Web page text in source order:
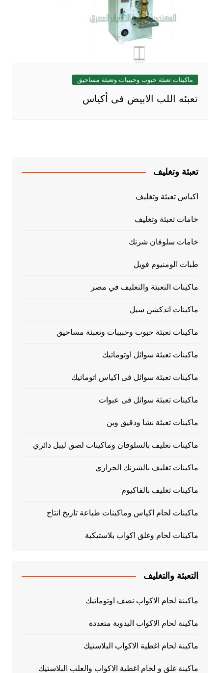
ماكينات تعبئة حبوب وحبيبات وتعبئة مساحيق
تعبئه اللب الابيض فى أكياس
تعبئة وتغليف
اكياس تعبئة وتغليف
خامات تعبئة وتغليف
خامات سلوفان شرنك
طبات الومنيوم فويل
ماكينات التعبئة والتغليف في مصر
ماكينات اندكشن سيل
ماكينات تعبئة حبوب وحبيبات وتعبئة مساحيق
ماكينات تعبئة سوائل اوتوماتيك
ماكينات تعبئة سوائل فى اكياس اتوماتيك
ماكينات تعبئة سوائل فى عبوات
ماكينات تعبئة نشا ودقيق وبن
ماكينات تغليف بالسلوفان وماكينات لصق ليبل دائري
ماكينات تغليف بالشرنك الحراري
ماكينات تغليف بالفاكيوم
ماكينات لحام اكياس وماكينات طباعة تاريخ انتاج
ماكينات لحام وغلق اكواب بلاستيكية
التعبئة والتغليف
ماكينة لحام الاكواب نصف اوتوماتيك
ماكينة لحام الاكواب اليدوية متعددة
ماكينة لحام اغطية الاكواب البلاستيك
ماكينة غلق و لحام اغطية الاكواب والعلب البلاستيك